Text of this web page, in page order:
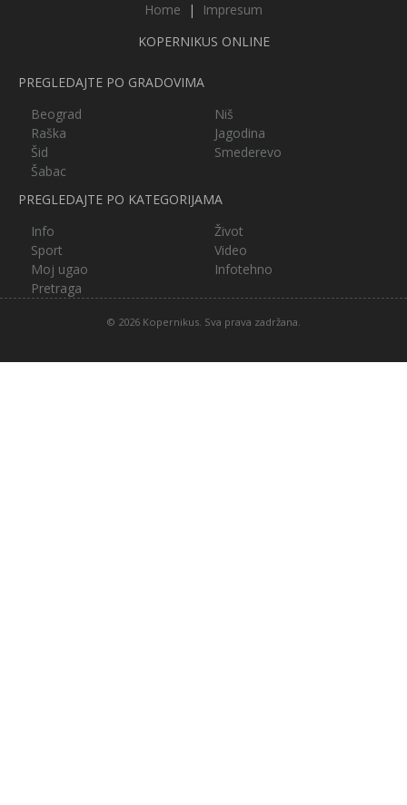
Home |
Impresum
KOPERNIKUS ONLINE
PREGLEDAJTE PO GRADOVIMA
Beograd
Niš
Raška
Jagodina
Šid
Smederevo
Šabac
PREGLEDAJTE PO KATEGORIJAMA
Info
Život
Sport
Video
Moj ugao
Infotehno
Pretraga
© 2026 Kopernikus. Sva prava zadržana.